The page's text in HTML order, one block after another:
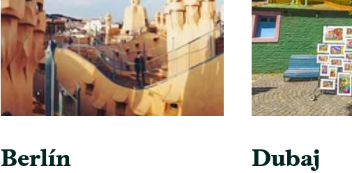
Berlín Dubaj